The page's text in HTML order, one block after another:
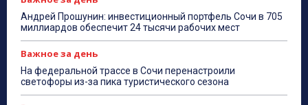
Андрей Прошунин: инвестиционный портфель Сочи в 705
миллиардов обеспечит 24 тысячи рабочих мест
Важное за день
На федеральной трассе в Сочи перенастроили
светофоры из-за пика туристического сезона